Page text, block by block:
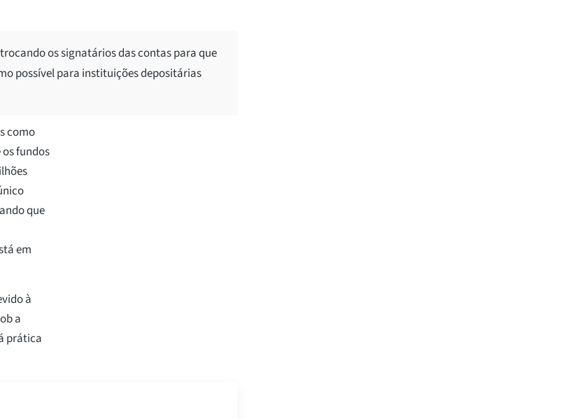
os signatários das contas para que
possível para instituições depositárias
como
fundos
que
em
à
a
prática